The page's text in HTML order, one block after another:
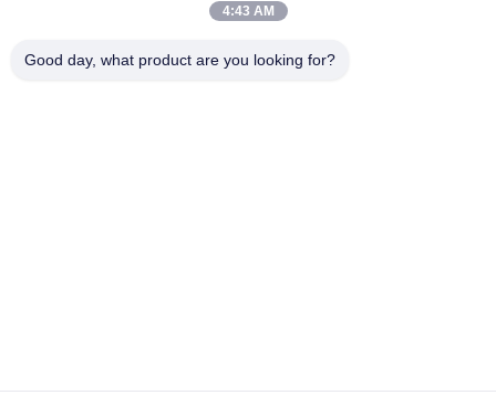
4:43 AM
Good day, what product are you looking for?